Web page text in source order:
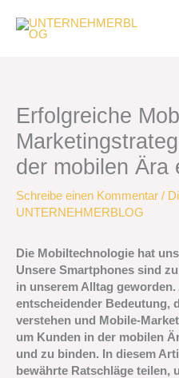
Inhalt
springen
Erfolgreiche
der mobilen Ära
Schreibe einen Kommentar /
UNTERNEHMERBLOG
Die Mobiltechnologie hat
Unsere Smartphones sind
in unserem Alltag
entscheidender Bedeutung,
verstehen und Mobile-
um Kunden in der mobilen
und zu binden. In diesem
bewährte Ratschläge teilen,